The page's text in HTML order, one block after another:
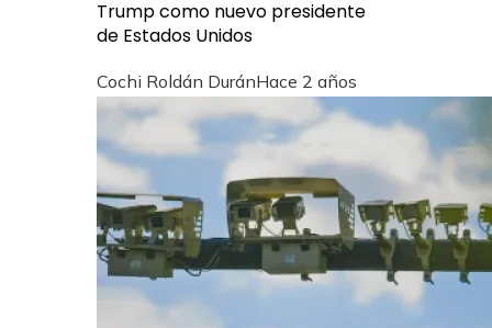
Trump como nuevo presidente
de Estados Unidos
Cochi Roldán DuránHace 2 años